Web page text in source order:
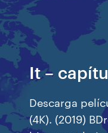
It –
Descarga
(4K). (2019)